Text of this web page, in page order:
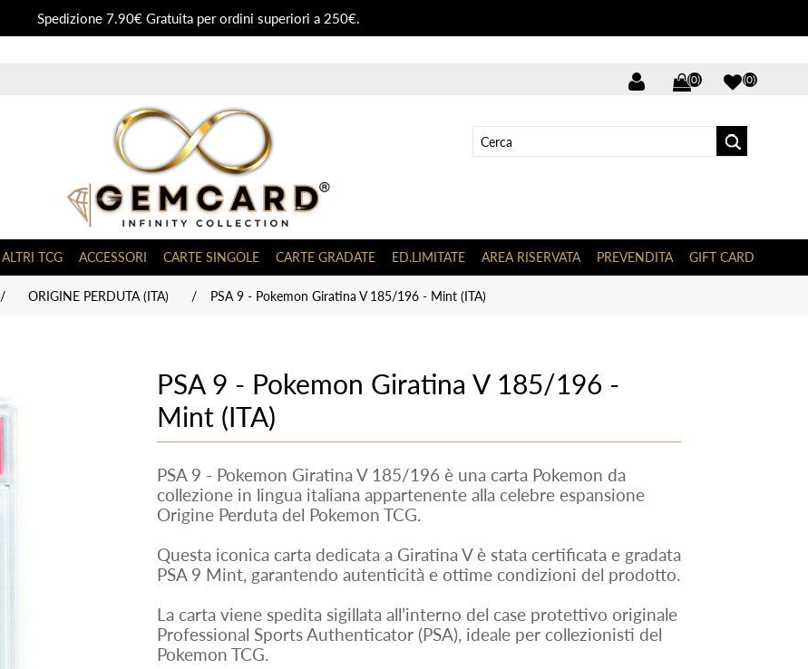
Spedizione 7.90€ Gratuita per ordini superiori a 250€.
(0) (0)
ALTRI TCG ACCESSORI CARTE SINGOLE CARTE GRADATE ED.LIMITATE AREA RISERVATA PREVENDITA GIFT CARD
/ ORIGINE PERDUTA (ITA) / PSA 9 - Pokemon Giratina V 185/196 - Mint (ITA)
PSA 9 - Pokemon Giratina V 185/196 -
Mint (ITA)
PSA 9 - Pokemon Giratina V 185/196 è una carta Pokemon da
collezione in lingua italiana appartenente alla celebre espansione
Origine Perduta del Pokemon TCG.
Questa iconica carta dedicata a Giratina V è stata certificata e gradata
PSA 9 Mint, garantendo autenticità e ottime condizioni del prodotto.
La carta viene spedita sigillata all’interno del case protettivo originale
Professional Sports Authenticator (PSA), ideale per collezionisti del
Pokemon TCG.